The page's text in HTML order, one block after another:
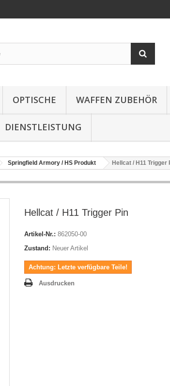
OPTISCHE WAFFEN ZUBEHÖR
DIENSTLEISTUNG
Springfield Armory / HS Produkt Hellcat / H11 Trigger
Hellcat / H11 Trigger Pin
Artikel-Nr.: 862050-00
Zustand: Neuer Artikel
Achtung: Letzte verfügbare Teile!
Ausdrucken